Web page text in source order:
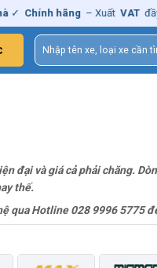
Chính hãng – Xuất VAT đầy
Tìm
kiếm:
đại và giá cả phải chăng.
thế.
qua Hotline 028 9996 5775